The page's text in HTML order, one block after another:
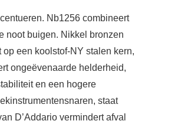
Nb1256 combineert
noot buigen. Nikkel bronzen
een koolstof-NY stalen kern,
ongeëvenaarde helderheid,
en een hogere
staat
D’Addario vermindert afval